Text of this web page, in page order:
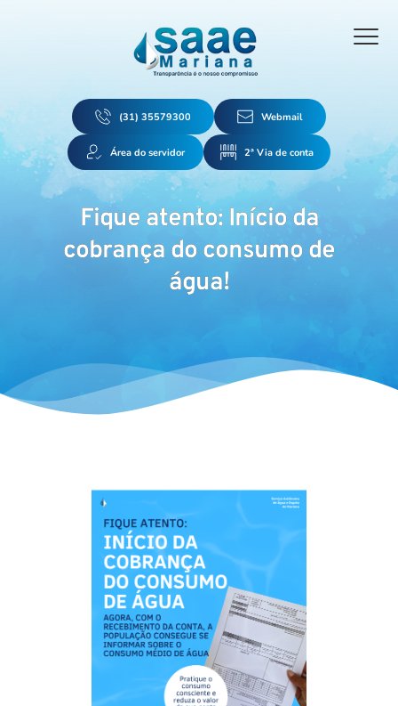
(31) 35579300 Webmail
Área do servidor 2ª Via de conta
Fique atento: Início da
cobrança do consumo de
água!